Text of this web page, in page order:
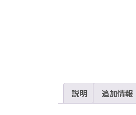
説明 追加情報